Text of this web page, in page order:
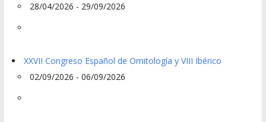
28/04/2026 - 29/09/2026
XXVII Congreso Español de Ornitología y VIII Ibérico
02/09/2026 - 06/09/2026